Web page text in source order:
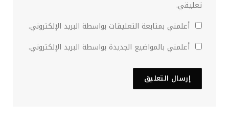
تعليقي.
أعلمني بمتابعة التعليقات بواسطة البريد الإلكتروني.
أعلمني بالمواضيع الجديدة بواسطة البريد الإلكتروني.